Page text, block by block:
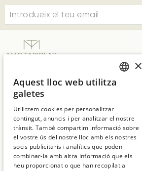
Ctra. C65 Km.7, vecindario de Solius, s/n
17246 Girona
+34 972 837 017
hotelmt@salleshotels.com
CATALAN
FRENCH
×
Aquest lloc web utilitza
galetes
Utilitzem cookies per personalitzar
contingut, anuncis i per analitzar el nostre
trànsit. També compartim informació sobre
el vostre ús del nostre lloc amb els nostres
socis publicitaris i analítics que poden
combinar-la amb altra informació que els
heu proporcionat o que han recopilat a